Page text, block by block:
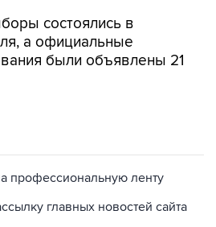
состоялись в
а официальные
были объявлены 21
профессиональную ленту
главных новостей сайта